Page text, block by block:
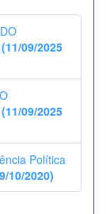
(11/09/2025
(11/09/2025
Política
10/2020)